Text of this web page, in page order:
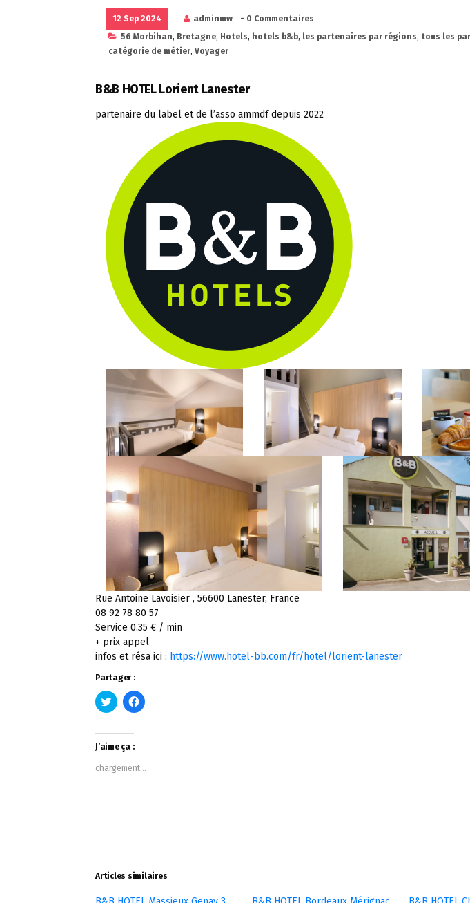
12 Sep 2024 adminmw
- 0 Commentaires
56 Morbihan, Bretagne, Hotels, hotels b&b, les partenaires par régions, tous les
catégorie de métier, Voyager
B&B HOTEL Lorient Lanester
partenaire du label et de l’asso ammdf depuis 2022
Rue Antoine Lavoisier , 56600 Lanester, France
08 92 78 80 57
Service 0.35 € / min
+ prix appel
infos et résa ici : https://www.hotel-bb.com/fr/hotel/lorient-lanester
Partager :
Cliquez
pour
Twitter(ouvre
dans
une
nouvelle
fenêtre)
Cliquez
pour
fenêtre)
J’aime ça :
chargement…
Articles similaires